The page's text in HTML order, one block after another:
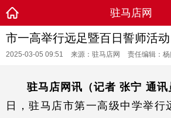
驻马店网
市一高举行远足暨百日誓师活动
2025-03-05 09:51 来源：驻马店网 责任编辑：杨
驻马店网讯（记者 张宁 通讯
日，驻马店市第一高级中学举行